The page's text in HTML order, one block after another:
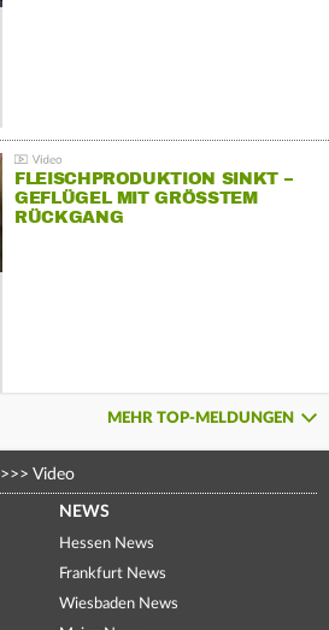
FLEISCHPRODUKTION SINKT –
GEFLÜGEL MIT GRÖSSTEM R
ÜCKGANG
MEHR TOP-MELDUNGEN
>>> Video
NEWS
Hessen News
Frankfurt News
Wiesbaden News